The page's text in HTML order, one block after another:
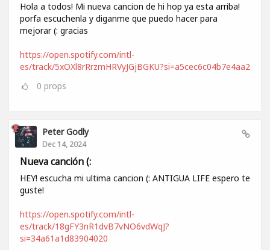
Hola a todos! Mi nueva cancion de hi hop ya esta arriba!
porfa escuchenla y diganme que puedo hacer para
mejorar (: gracias
https://open.spotify.com/intl-
es/track/5xOXl8rRrzmHRVyJGjBGKU?si=a5cec6c04b7e4aa2
0 props
Peter Godly
Dec 14, 2024
Nueva canción (:
HEY! escucha mi ultima cancion (: ANTIGUA LIFE espero te
guste!
https://open.spotify.com/intl-
es/track/18gFY3nR1dvB7vNO6vdWqJ?
si=34a61a1d83904020